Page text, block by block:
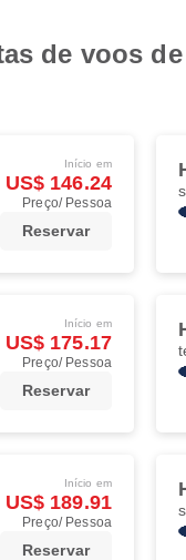
de voos
Início em
US$ 146.24
Preço/ Pessoa
Reservar
Início em
US$ 175.17
Preço/ Pessoa
Reservar
Início em
US$ 189.91
Preço/ Pessoa
Reservar